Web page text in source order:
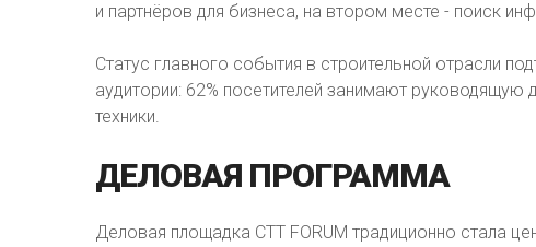
и партнёров для бизнеса, на втором месте - поиск
Статус главного события в строительной отрасли
аудитории: 62% посетителей занимают
техники.
ДЕЛОВАЯ ПРОГРАММА
Деловая площадка CTT FORUM традиционно стала